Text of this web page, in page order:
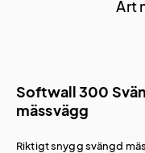
Art
Softwall 300
mässvägg
Riktigt snygg svängd